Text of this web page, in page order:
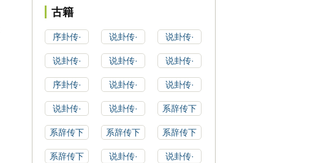
古籍
序卦传· 说卦传· 说卦传·
说卦传· 说卦传· 说卦传·
序卦传· 说卦传· 说卦传·
说卦传· 说卦传· 系辞传下
系辞传下 系辞传下 系辞传下
系辞传下 说卦传· 说卦传·